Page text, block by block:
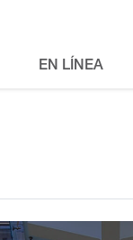
EN LÍNEA